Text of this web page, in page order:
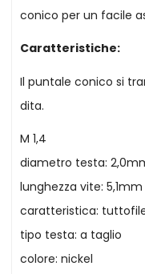
conico per un facile
Caratteristiche:
Il puntale conico si
dita.
M 1,4
diametro testa:
lunghezza vite: 5,1mm
caratteristica:
tipo testa: a taglio
colore: nickel